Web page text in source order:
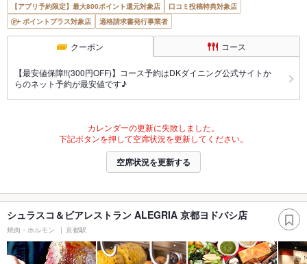
【アプリ予約限定】最大800ポイント還元対象店
口コミ投稿特典対象店
ポイントプラス対象店
適格請求書発行事業者
クーポン コース
【最安値保障!!(300円OFF)】コース予約はDKダイニング公式サイトか
らのネット予約が最安値です♪
カレンダーの更新に失敗しました。
下記ボタンを押して空席状況を更新してください。
空席状況を更新する
シュラスコ＆ビアレストラン ALEGRIA 京都ヨドバシ店
焼肉・ホルモン 京都駅